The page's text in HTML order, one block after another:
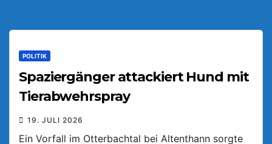
POLITIK
Spaziergänger attackiert Hund mit
Tierabwehrspray
19. JULI 2026
Ein Vorfall im Otterbachtal bei Altenthann sorgte